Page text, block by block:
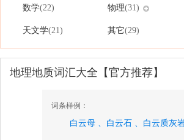
数学(22) 物理(31)
天文学(21) 其它(29)
地理地质词汇大全【官方推荐】
词条样例：
白云母 、 白云石 、 白云质灰岩